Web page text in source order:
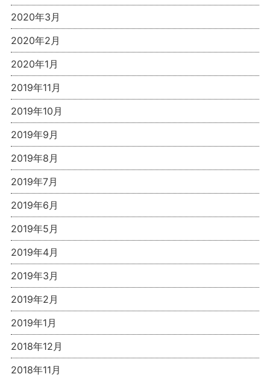
2020年3月
2020年2月
2020年1月
2019年11月
2019年10月
2019年9月
2019年8月
2019年7月
2019年6月
2019年5月
2019年4月
2019年3月
2019年2月
2019年1月
2018年12月
2018年11月